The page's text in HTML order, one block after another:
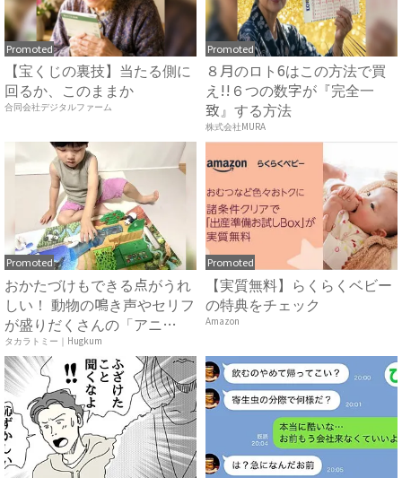
Promoted
【宝くじの裏技】当たる側に
回るか、このままか
合同会社デジタルファーム
Promoted
８月のロト6はこの方法で買
え!!６つの数字が『完全一
致』する方法
株式会社MURA
Promoted
おかたづけもできる点がうれ
しい！ 動物の鳴き声やセリフ
が盛りだくさんの「アニ
ア ...
タカラトミー｜Hugkum
Promoted
【実質無料】らくらくベビー
の特典をチェック
Amazon